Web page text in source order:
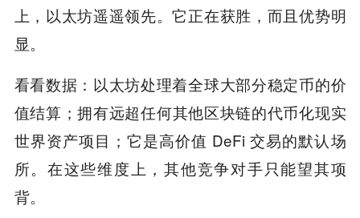
上，以太坊遥遥领先。它正在获胜，而且优势明
显。
看看数据：以太坊处理着全球大部分稳定币的价
值结算；拥有远超任何其他区块链的代币化现实
世界资产项目；它是高价值 DeFi 交易的默认场
所。在这些维度上，其他竞争对手只能望其项
背。